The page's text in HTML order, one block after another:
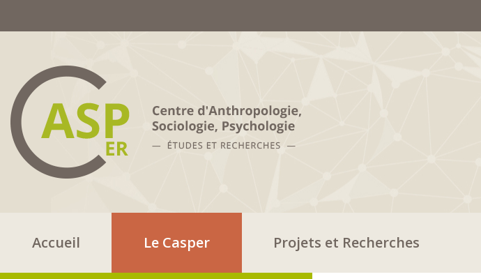
Accueil Le Casper Projets et Recherches